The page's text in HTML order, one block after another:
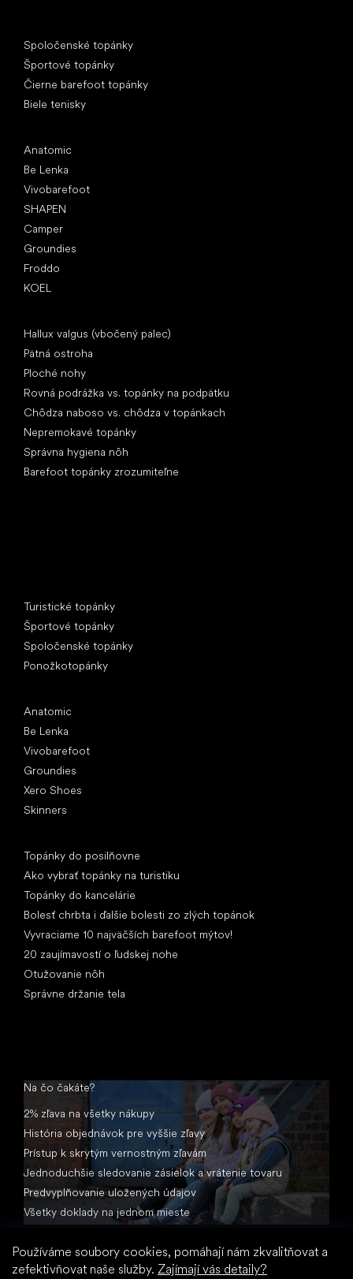
Používáme soubory cookies, pomáhají nám zkvalitňovat a
zefektivňovat naše služby. Zajímají vás detaily?
Spoločenské topánky
Športové topánky
Čierne barefoot topánky
Biele tenisky
Anatomic
Be Lenka
Vivobarefoot
SHAPEN
Camper
Groundies
Froddo
KOEL
Hallux valgus (vbočený palec)
Pätná ostroha
Ploché nohy
Rovná podrážka vs. topánky na podpätku
Chôdza naboso vs. chôdza v topánkach
Nepremokavé topánky
Správna hygiena nôh
Barefoot topánky zrozumiteľne
Turistické topánky
Športové topánky
Spoločenské topánky
Ponožkotopánky
Anatomic
Be Lenka
Vivobarefoot
Groundies
Xero Shoes
Skinners
Topánky do posilňovne
Ako vybrať topánky na turistiku
Topánky do kancelárie
Bolesť chrbta i ďalšie bolesti zo zlých topánok
Vyvraciame 10 najväčších barefoot mýtov!
20 zaujímavostí o ľudskej nohe
Otužovanie nôh
Správne držanie tela
Na čo čakáte?
2% zľava na všetky nákupy
História objednávok pre vyššie zľavy
Prístup k skrytým vernostným zľavám
Jednoduchšie sledovanie zásielok a vrátenie tovaru
Predvyplňovanie uložených údajov
Všetky doklady na jednom mieste